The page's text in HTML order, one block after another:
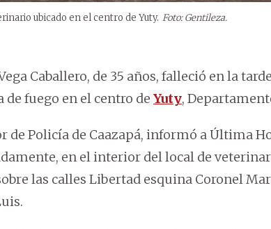
ubicado en el centro de Yuty. Foto: Gentileza.
Caballero, de 35 años, falleció en la
fuego en el centro de Yuty,
de Policía de Caazapá, informó a Última
en el interior del local de
las calles Libertad esquina Coronel